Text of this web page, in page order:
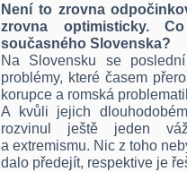
Není to zrovna
zrovna optimisticky.
současného Slovenska?
Na Slovensku se
problémy, které časem
korupce a romská
A kvůli jejich
rozvinul ještě jeden
a extremismu. Nic z toho
dalo předejít, respektive je